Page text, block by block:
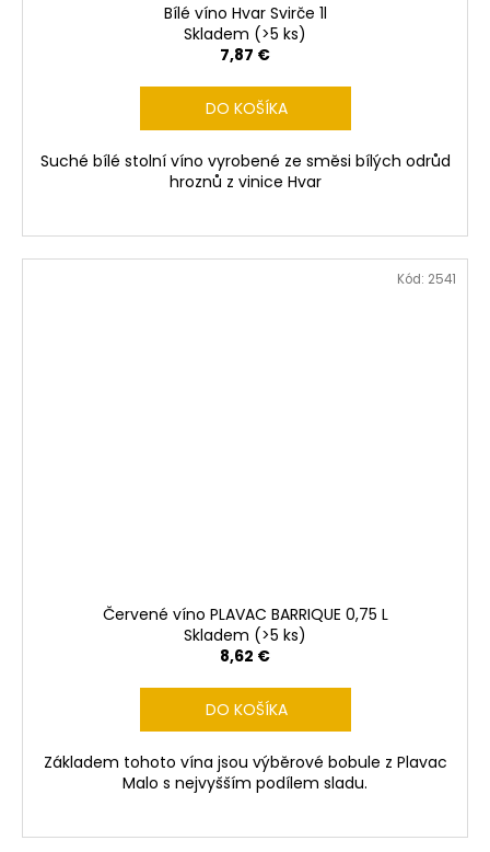
Bílé víno Hvar Svirče 1l
Skladem (>5 ks)
7,87 €
DO KOŠÍKA
Suché bílé stolní víno vyrobené ze směsi bílých odrůd
hroznů z vinice Hvar
Červené víno PLAVAC BARRIQUE 0,75 L
Skladem (>5 ks)
8,62 €
DO KOŠÍKA
Základem tohoto vína jsou výběrové bobule z Plavac
Malo s nejvyšším podílem sladu.
Kód: 2541